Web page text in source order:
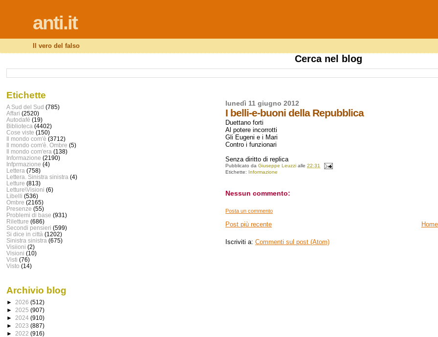
anti.it
Il vero del falso
Cerca nel blog
lunedì 11 giugno 2012
I belli-e-buoni della Repubblica
Duettano forti
Al potere incorrotti
Gli Eugeni e i Mari
Contro i funzionari
Senza diritto di replica
Pubblicato daGiuseppe Leuzzi alle22:31
Etichette: Informazione
Nessun commento:
Posta un commento
Post più recente
Iscriviti a:Commenti sul post (Atom)
Etichette
A Sud del Sud (785)
Affari (2520)
Autodafé (19)
Biblioteca (4402)
Cose viste (150)
Il mondo com'è (3712)
Il mondo com'è. Ombre (5)
Il mondo com'era (138)
Informazione (2190)
Infprmazione (4)
Lettera (758)
Lettera. Sinistra sinistra (4)
Letture (813)
Letture\Visioni (6)
Libelli (536)
Ombre (2165)
Presenze (55)
Problemi di base (931)
Riletture (686)
Secondi pensieri (599)
Si dice in città (1202)
Sinistra sinistra (675)
Visiioni (2)
Visioni (10)
Visti (76)
Visto (14)
Archivio blog
► 2026 (512)
► 2025 (907)
► 2024 (910)
► 2023 (887)
► 2022 (916)